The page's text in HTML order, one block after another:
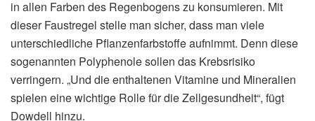
in allen Farben des Regenbogens zu konsumieren. Mit
dieser Faustregel stelle man sicher, dass man viele
unterschiedliche Pflanzenfarbstoffe aufnimmt. Denn diese
sogenannten Polyphenole sollen das Krebsrisiko
verringern. „Und die enthaltenen Vitamine und Mineralien
spielen eine wichtige Rolle für die Zellgesundheit“, fügt
Dowdell hinzu.